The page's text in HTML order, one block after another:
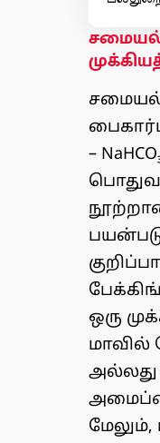
–
ஒரு
மாவில்
அல்லது